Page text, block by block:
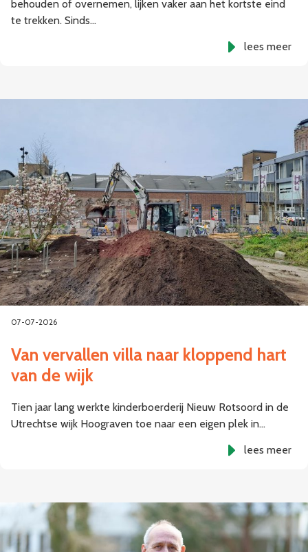
behouden of overnemen, lijken vaker aan het kortste eind
te trekken. Sinds…
lees meer
07-07-2026
Van vervallen villa naar kloppend hart
van de wijk
Tien jaar lang werkte kinderboerderij Nieuw Rotsoord in de
Utrechtse wijk Hoograven toe naar een eigen plek in…
lees meer